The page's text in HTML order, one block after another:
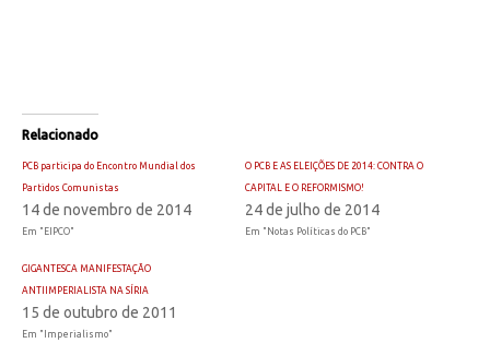
Relacionado
PCB participa do Encontro Mundial dos
Partidos Comunistas
14 de novembro de 2014
Em "EIPCO"
O PCB E AS ELEIÇÕES DE 2014: CONTRA O
CAPITAL E O REFORMISMO!
24 de julho de 2014
Em "Notas Políticas do PCB"
GIGANTESCA MANIFESTAÇÃO
ANTIIMPERIALISTA NA SÍRIA
15 de outubro de 2011
Em "Imperialismo"